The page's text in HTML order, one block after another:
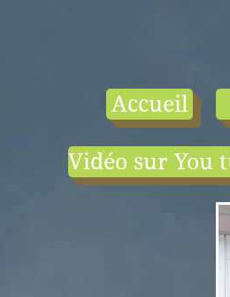
Accueil
Vidéo sur You